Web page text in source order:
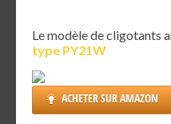
Le modèle de cligotants
type PY21W
ACHETER SUR AMAZON